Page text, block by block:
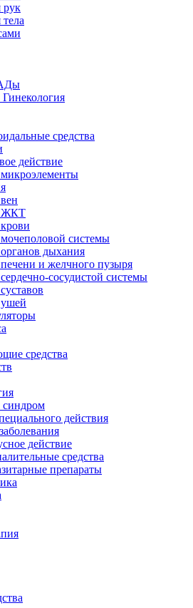
рук
средства
действие
ЖКТ
системы
дыхания
и желчного пузыря
сосудистой системы
ушей
средства
действия
действие
средства
препараты